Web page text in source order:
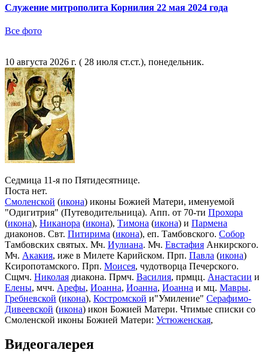
Служение митрополита Корнилия 22 мая 2024 года
Все фото
10 августа 2026 г. ( 28 июля ст.ст.), понедельник.
Седмица 11-я по Пятидесятнице.
Поста нет.
Смоленской (икона) иконы Божией Матери, именуемой
"Одигитрия" (Путеводительница). Апп. от 70-ти Прохора
(икона), Никанора (икона), Тимона (икона) и Пармена
диаконов. Свт. Питирима (икона), еп. Тамбовского. Собор
Тамбовских святых. Мч. Иулиана. Мч. Евстафия Анкирского.
Мч. Акакия, иже в Милете Карийском. Прп. Павла (икона)
Ксиропотамского. Прп. Моисея, чудотворца Печерского.
Сщмч. Николая диакона. Прмч. Василия, прмцц. Анастасии и
Елены, мчч. Арефы, Иоанна, Иоанна, Иоанна и мц. Мавры.
Гребневской (икона), Костромской и"Умиление" Серафимо-
Дивеевской (икона) икон Божией Матери. Чтимые списки со
Смоленской иконы Божией Матери: Устюженская,
(икона),Игрицкая,Шуйская
Сергиевская(в Троице-Сергиевой Лавре).
Видеогалерея